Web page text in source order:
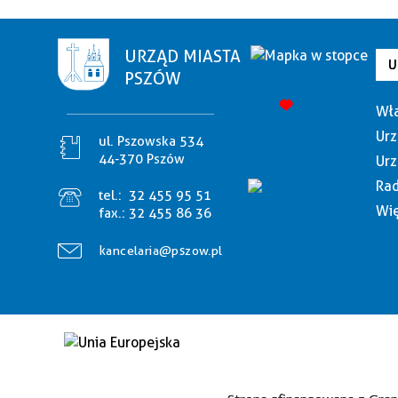
URZĄD MIASTA
PSZÓW
ul. Pszowska 534
44-370 Pszów
tel.: 32 455 95 51
fax.: 32 455 86 36
kancelaria@pszow.pl